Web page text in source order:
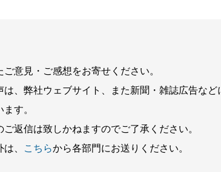
意見・ご感想をお寄せください。
は、弊社ウェブサイト、また新聞・雑誌広告など
す。
返信は致しかねますのでご了承ください。
、
こちらから各部門にお送りください。